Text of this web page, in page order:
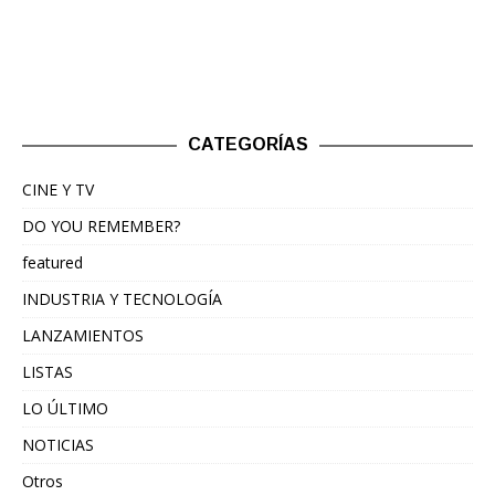
CATEGORÍAS
CINE Y TV
DO YOU REMEMBER?
featured
INDUSTRIA Y TECNOLOGÍA
LANZAMIENTOS
LISTAS
LO ÚLTIMO
NOTICIAS
Otros